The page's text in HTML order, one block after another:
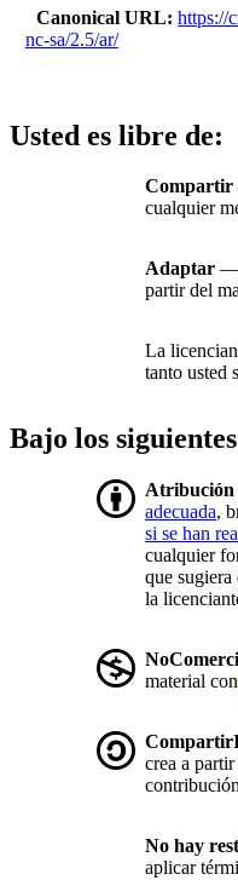
Canonical URL
https://
nc-sa/2.5/ar/
Usted es libre de:
Compartir
cualquier
Adaptar —
partir del
La
tanto usted
Bajo los
Atribución
adecuada,
si se han
cualquier
que sugiera
la
material con
crea a
No hay
aplicar